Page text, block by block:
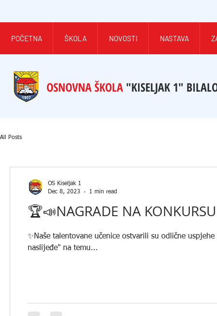
POČETNA ŠKOLA NOVOSTI NASTAVA
OSNOVNA ŠKOLA "KISELJAK 1"
All Posts
🏆📣NAGRADE NA
✨️Naše talentovane učenice ostvarili su odlične
naslijeđe" na temu...
OŠ Kiseljak 1
Dec 8, 2023
1 min read